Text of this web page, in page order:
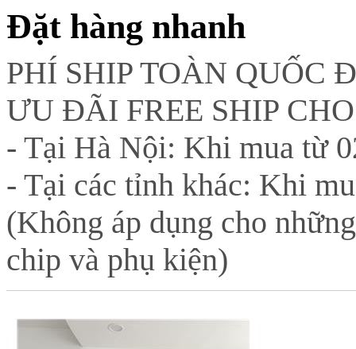
Đặt hàng nhanh
PHÍ SHIP TOÀN QUỐC
ƯU ĐÃI FREE SHIP
- Tại Hà Nội: Khi mua từ
- Tại các tỉnh khác: Khi
(Không áp dụng cho
chip và phụ kiện)